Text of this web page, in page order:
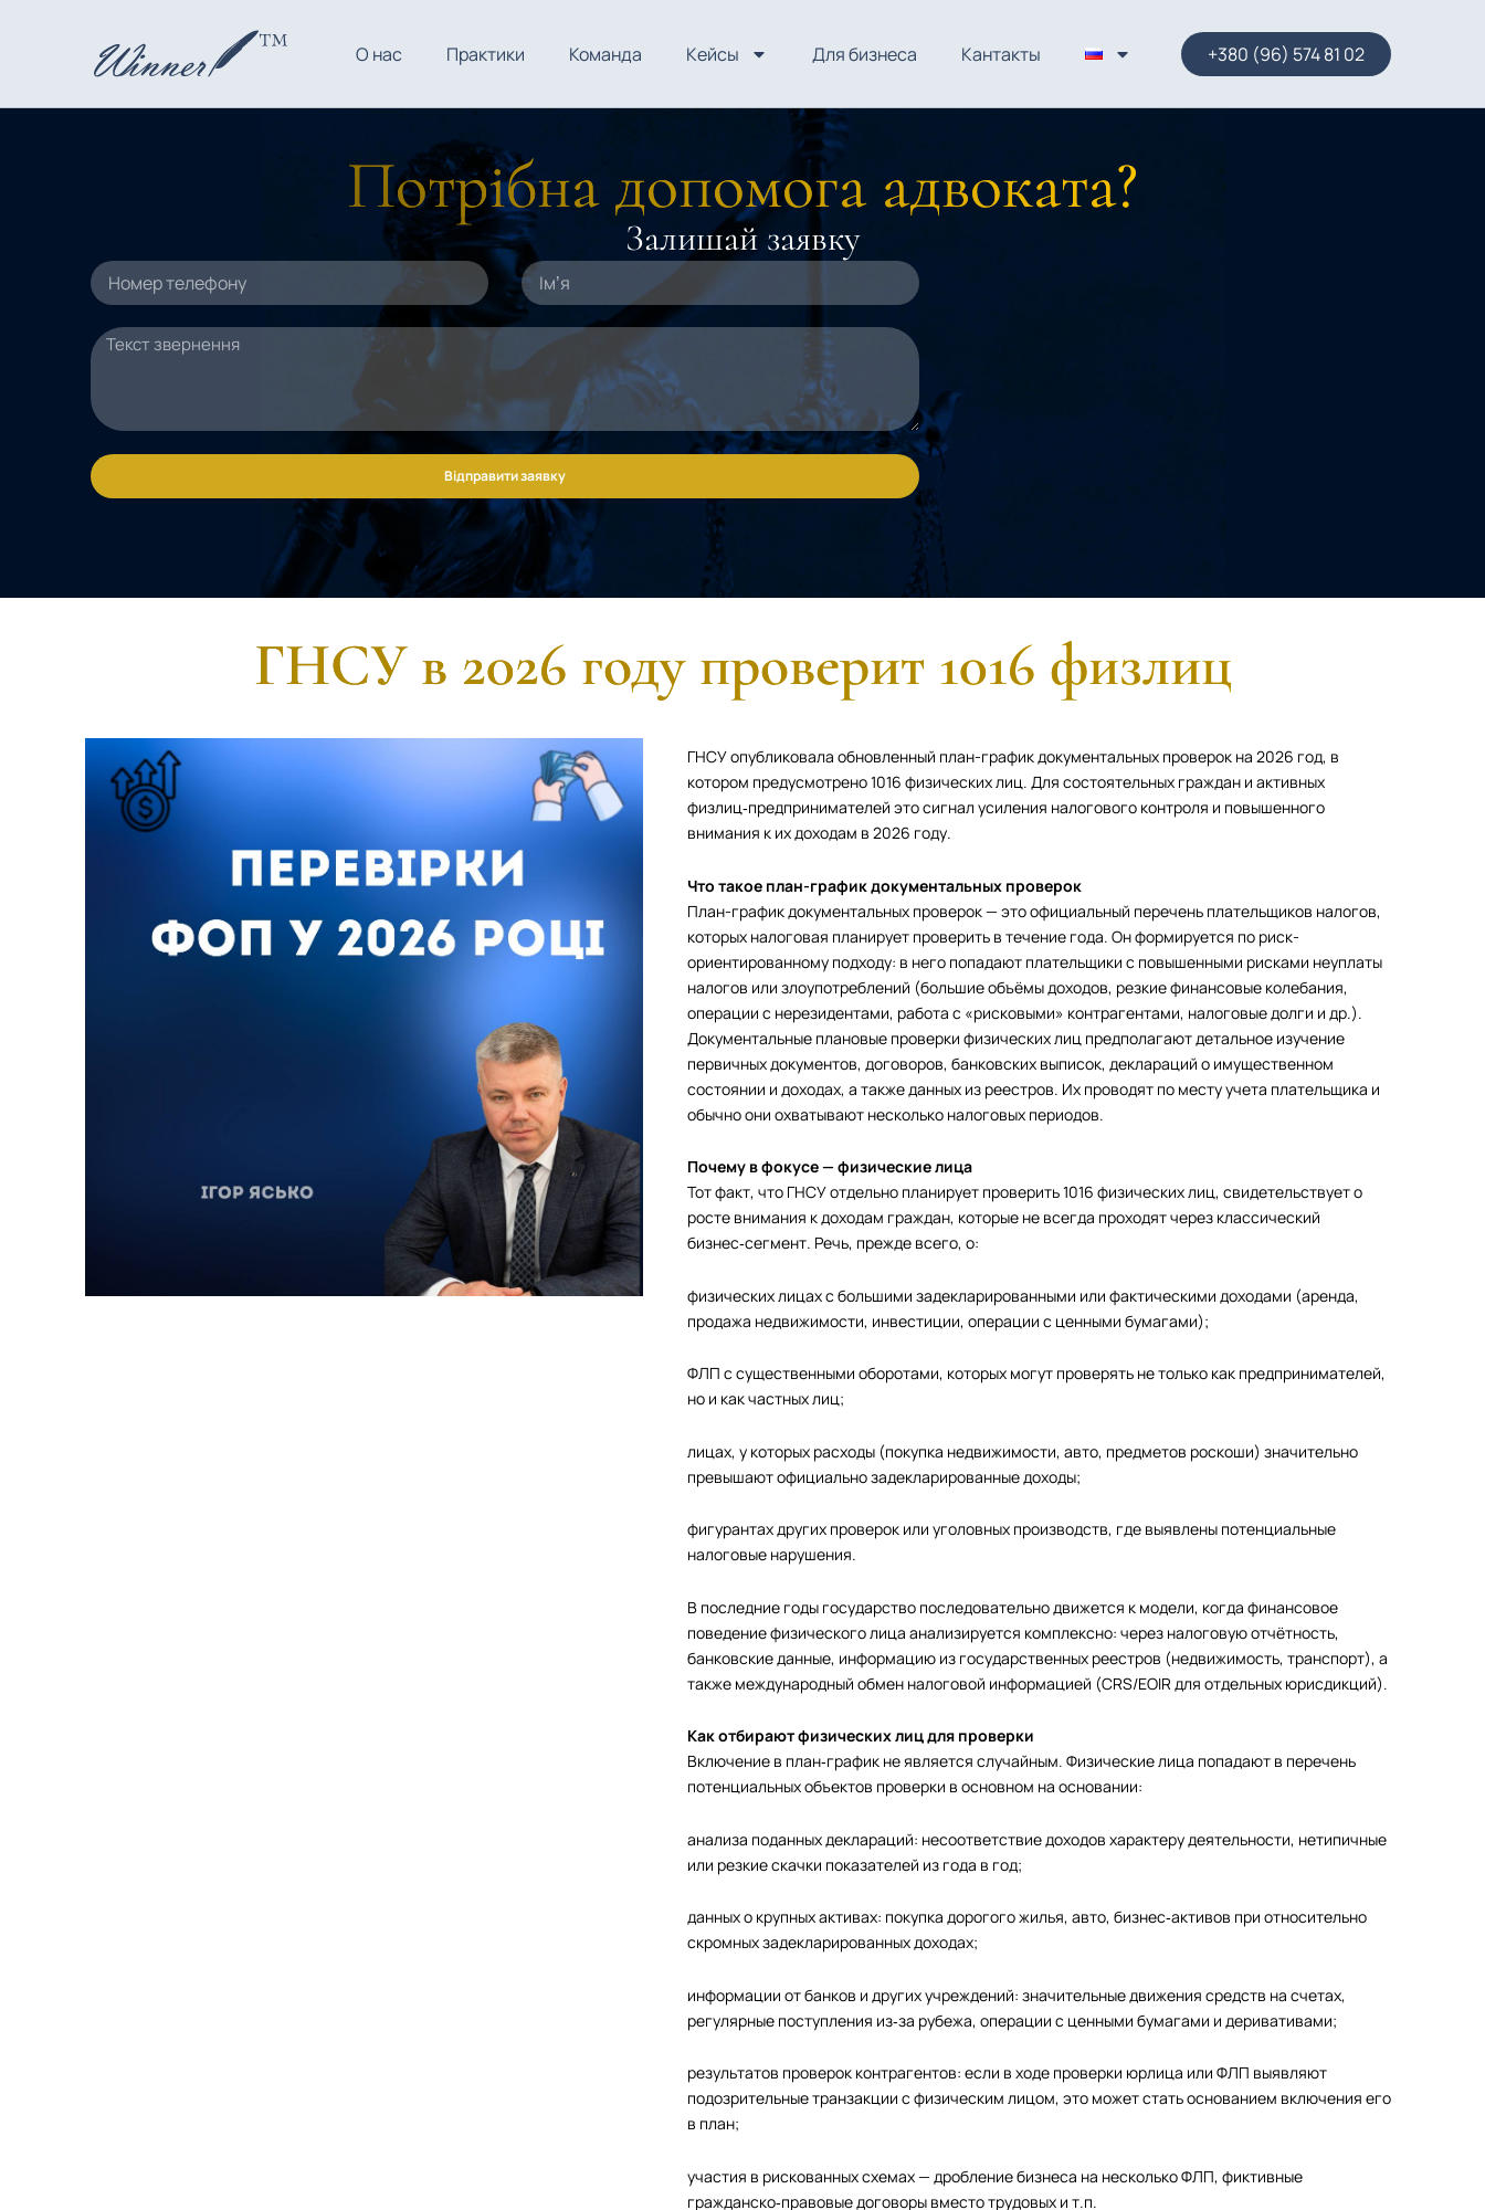
О нас Практики Команда Кейсы Для бизнеса Кантакты +380 (96) 574 81 02
Потрібна допомога адвоката?
Залишай заявку
Відправити заявку
ГНСУ в 2026 году проверит 1016 физлиц
ГНСУ опубликовала обновленный план-график документальных проверок на 2026 год, в
котором предусмотрено 1016 физических лиц. Для состоятельных граждан и активных
физлиц‑предпринимателей это сигнал усиления налогового контроля и повышенного
внимания к их доходам в 2026 году.
Что такое план-график документальных проверок
План-график документальных проверок — это официальный перечень плательщиков налогов,
которых налоговая планирует проверить в течение года. Он формируется по риск-
ориентированному подходу: в него попадают плательщики с повышенными рисками неуплаты
налогов или злоупотреблений (большие объёмы доходов, резкие финансовые колебания,
операции с нерезидентами, работа с «рисковыми» контрагентами, налоговые долги и др.).
Документальные плановые проверки физических лиц предполагают детальное изучение
первичных документов, договоров, банковских выписок, деклараций о имущественном
состоянии и доходах, а также данных из реестров. Их проводят по месту учета плательщика и
обычно они охватывают несколько налоговых периодов.
Почему в фокусе — физические лица
Тот факт, что ГНСУ отдельно планирует проверить 1016 физических лиц, свидетельствует о
росте внимания к доходам граждан, которые не всегда проходят через классический
бизнес‑сегмент. Речь, прежде всего, о:
физических лицах с большими задекларированными или фактическими доходами (аренда,
продажа недвижимости, инвестиции, операции с ценными бумагами);
ФЛП с существенными оборотами, которых могут проверять не только как предпринимателей,
но и как частных лиц;
лицах, у которых расходы (покупка недвижимости, авто, предметов роскоши) значительно
превышают официально задекларированные доходы;
фигурантах других проверок или уголовных производств, где выявлены потенциальные
налоговые нарушения.
В последние годы государство последовательно движется к модели, когда финансовое
поведение физического лица анализируется комплексно: через налоговую отчётность,
банковские данные, информацию из государственных реестров (недвижимость, транспорт), а
также международный обмен налоговой информацией (CRS/EOIR для отдельных юрисдикций).
Как отбирают физических лиц для проверки
Включение в план‑график не является случайным. Физические лица попадают в перечень
потенциальных объектов проверки в основном на основании:
анализа поданных деклараций: несоответствие доходов характеру деятельности, нетипичные
или резкие скачки показателей из года в год;
данных о крупных активах: покупка дорогого жилья, авто, бизнес‑активов при относительно
скромных задекларированных доходах;
информации от банков и других учреждений: значительные движения средств на счетах,
регулярные поступления из‑за рубежа, операции с ценными бумагами и деривативами;
результатов проверок контрагентов: если в ходе проверки юрлица или ФЛП выявляют
подозрительные транзакции с физическим лицом, это может стать основанием включения его
в план;
участия в рискованных схемах — дробление бизнеса на несколько ФЛП, фиктивные
гражданско‑правовые договоры вместо трудовых и т.п.